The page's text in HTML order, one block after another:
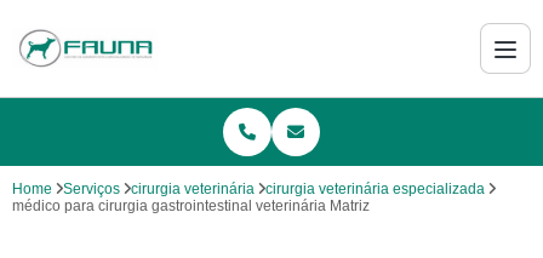
Home Serviços cirurgia veterinária
cirurgia veterinária especializada
médico para cirurgia gastrointestinal veterinária Matriz